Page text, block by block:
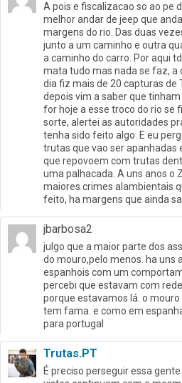
A pois e fiscalizacao so ao pe
melhor andar de jeep que
margens do rio. Das duas
junto a um caminho e outra
a caminho do carro. Por aqui
mata tudo mas nada se faz, a
dia fiz mais de 20 capturas de
depois vim a saber que
for hoje a esse troco do rio se
sorte, alertei as autoridades
tenha sido feito algo. E eu
trutas que vao ser apanhadas
que repovoem com trutas
uma palhacada. A uns anos o
maiores crimes alambientais
feito, ha margens que ainda
jbarbosa2
julgo que a maior parte dos
do mouro,pelo menos. ha uns
espanhois com um
percebi que estavam com
porque estavamos lá. o
tem fama. e como em
para portugal
Trutas.PT
É preciso perseguir essa